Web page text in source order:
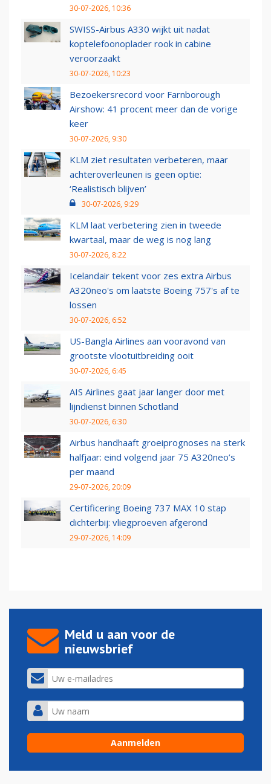
30-07-2026, 10:36
SWISS-Airbus A330 wijkt uit nadat
koptelefoonoplader rook in cabine
veroorzaakt
30-07-2026, 10:23
Bezoekersrecord voor Farnborough
Airshow: 41 procent meer dan de vorige
keer
30-07-2026, 9:30
KLM ziet resultaten verbeteren, maar
achteroverleunen is geen optie:
‘Realistisch blijven’
30-07-2026, 9:29
KLM laat verbetering zien in tweede
kwartaal, maar de weg is nog lang
30-07-2026, 8:22
Icelandair tekent voor zes extra Airbus
A320neo's om laatste Boeing 757's af te
lossen
30-07-2026, 6:52
US-Bangla Airlines aan vooravond van
grootste vlootuitbreiding ooit
30-07-2026, 6:45
AIS Airlines gaat jaar langer door met
lijndienst binnen Schotland
30-07-2026, 6:30
Airbus handhaaft groeiprognoses na sterk
halfjaar: eind volgend jaar 75 A320neo’s
per maand
29-07-2026, 20:09
Certificering Boeing 737 MAX 10 stap
dichterbij: vliegproeven afgerond
29-07-2026, 14:09
Meld u aan voor de
nieuwsbrief